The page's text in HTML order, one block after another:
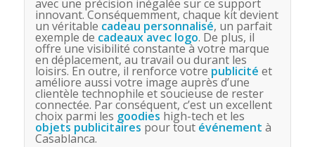
avec une précision inégalée sur ce support
innovant. Conséquemment, chaque kit devient
un véritable cadeau personnalisé, un parfait
exemple de cadeaux avec logo. De plus, il
offre une visibilité constante à votre marque
en déplacement, au travail ou durant les
loisirs. En outre, il renforce votre publicité et
améliore aussi votre image auprès d’une
clientèle technophile et soucieuse de rester
connectée. Par conséquent, c’est un excellent
choix parmi les goodies high-tech et les
objets publicitaires pour tout événement à
Casablanca.